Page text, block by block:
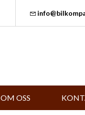
OM OSS